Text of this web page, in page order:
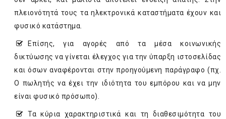
πλειονότητά τους τα ηλεκτρονικά καταστήματα έχουν και
φυσικό κατάστημα.
Επίσης, για αγορές από τα μέσα κοινωνικής
δικτύωσης να γίνεται έλεγχος για την ύπαρξη ιστοσελίδας
και όσων αναφέρονται στην προηγούμενη παράγραφο (πχ.
Ο πωλητής να έχει την ιδιότητα του εμπόρου και να μην
είναι φυσικό πρόσωπο).
Τα κύρια χαρακτηριστικά και τη διαθεσιμότητα του